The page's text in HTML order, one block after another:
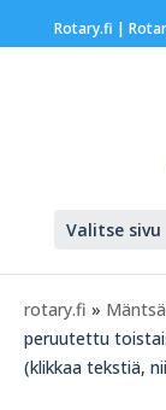
Rotary.fi |
Valitse sivu
rotary.fi »
peruutettu
(klikkaa tekstiä,